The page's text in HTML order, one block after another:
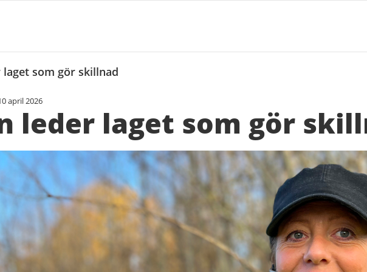
laget som gör skillnad
april 2026
leder laget som gör